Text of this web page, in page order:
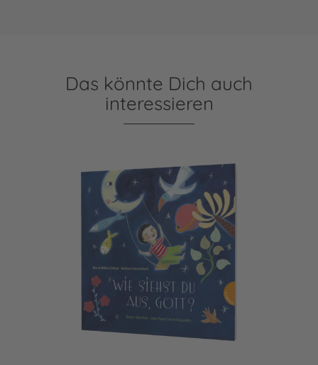
Das könnte Dich auch
interessieren